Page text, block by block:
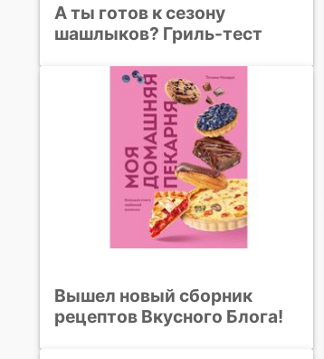
А ты готов к сезону
шашлыков? Гриль-тест
Вышел новый сборник
рецептов Вкусного Блога!